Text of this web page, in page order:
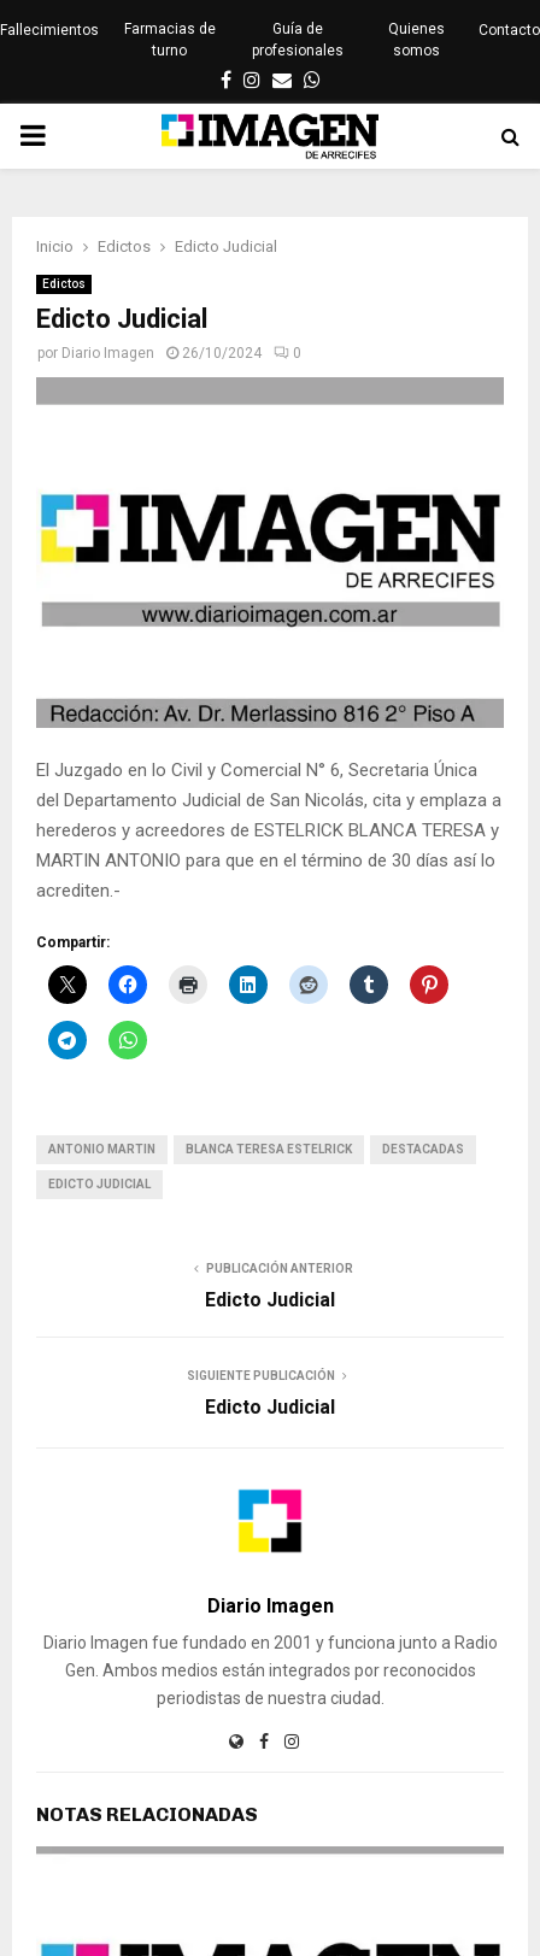
Fallecimientos
Farmacias de
turno
Guía de
profesionales
Quienes
somos
Contacto
Facebook
Instagram
EmailWhatsapp
PRIMARY
Inicio Edictos Edicto Judicial
Edictos
Edicto Judicial
por Diario Imagen 26/10/2024 0
El Juzgado en lo Civil y Comercial N° 6, Secretaria Única
del Departamento Judicial de San Nicolás, cita y emplaza a
herederos y acreedores de ESTELRICK BLANCA TERESA y
MARTIN ANTONIO para que en el término de 30 días así lo
acrediten.-
Compartir:
ANTONIO MARTIN BLANCA TERESA ESTELRICK DESTACADAS
EDICTO JUDICIAL
PUBLICACIÓN ANTERIOR
Edicto Judicial
SIGUIENTE PUBLICACIÓN
Edicto Judicial
Diario Imagen
Diario Imagen fue fundado en 2001 y funciona junto a Radio
Gen. Ambos medios están integrados por reconocidos
periodistas de nuestra ciudad.
NOTAS RELACIONADAS